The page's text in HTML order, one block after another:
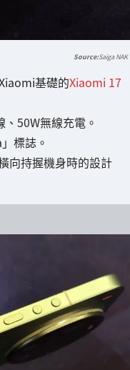
Saiga NAK
基礎的Xiaomi 17
50W無線充電。
標誌。
向持握機身時的設計